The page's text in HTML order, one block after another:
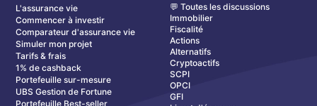
L'assurance vie
Commencer à investir
Comparateur d'assurance vie
Simuler mon projet
Tarifs & frais
1% de cashback
Portefeuille sur-mesure
UBS Gestion de Fortune
Portefeuille Best-seller
💬 Toutes les discussions
Immobilier
Fiscalité
Actions
Alternatifs
Cryptoactifs
SCPI
OPCI
GFI